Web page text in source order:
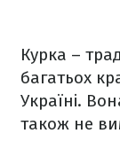
Курка –
багатьох
Україні.
також не